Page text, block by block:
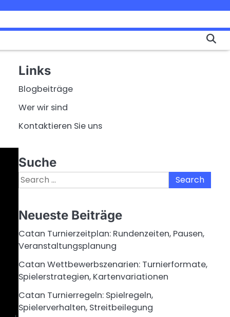
Links
Blogbeiträge
Wer wir sind
Kontaktieren Sie uns
Suche
Search
for:
Neueste Beiträge
Catan Turnierzeitplan: Rundenzeiten, Pausen,
Veranstaltungsplanung
Catan Wettbewerbszenarien: Turnierformate,
Spielerstrategien, Kartenvariationen
Catan Turnierregeln: Spielregeln,
Spielerverhalten, Streitbeilegung